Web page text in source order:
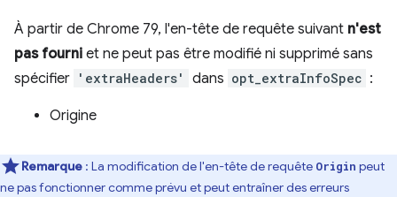
À partir de Chrome 79, l'en-tête de requête suivant n'est
pas fourni et ne peut pas être modifié ni supprimé sans
spécifier 'extraHeaders' dans opt_extraInfoSpec :
Origine
Remarque : La modification de l'en-tête de requête Origin peut
ne pas fonctionner comme prévu et peut entraîner des erreurs